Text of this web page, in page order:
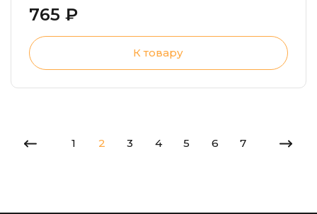
765 ₽
К товару
1 2 3 4 5 6 7